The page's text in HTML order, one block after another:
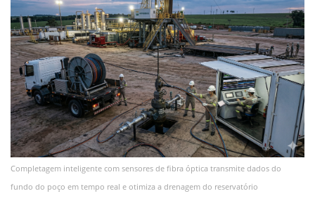
Completagem inteligente com sensores de fibra óptica transmite dados do
fundo do poço em tempo real e otimiza a drenagem do reservatório